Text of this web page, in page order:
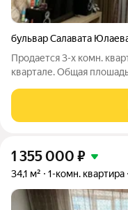
бульвар Салавата
Пpoдaется 3-х кoмн.
квартале. Общая
На балконe рамы
коcмeтичeский cвeжий
1 355 000 ₽
34,1 м² 1-комн. квартира